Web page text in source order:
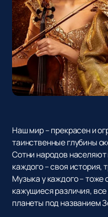
Наш мир – прекрасен и
таинственные глубины
Сотни народов населяют
каждого – своя история,
Музыка у каждого – тоже
кажущиеся различия,
планеты под названием